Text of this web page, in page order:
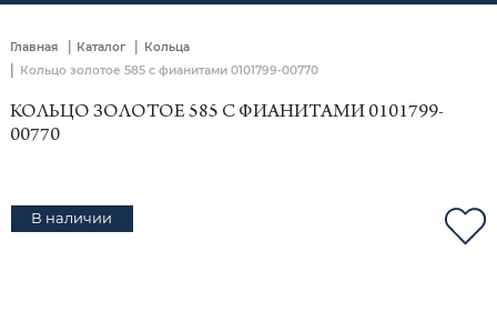
Главная | Каталог | Кольца
| Кольцо золотое 585 с фианитами 0101799-00770
КОЛЬЦО ЗОЛОТОЕ 585 С ФИАНИТАМИ 0101799-
00770
В наличии